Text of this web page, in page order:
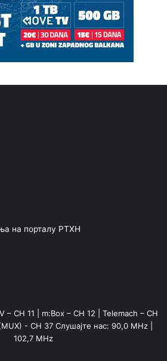
на порталу РТХН
– CH 11 | m:Box – CH 12 | Telemach – CH
- CH 37 Слушајте нас: 90,0 MHz |
102,7 MHz